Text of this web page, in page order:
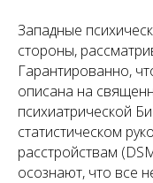
Западные
стороны,
Гарантированно,
описана на
психиатрической
статистическом
расстройствам
осознают, что все